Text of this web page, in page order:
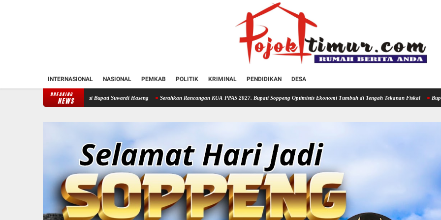
INTERNASIONAL NASIONAL PEMKAB POLITIK KRIMINAL PENDIDIKAN DESA
BREAKING
NEWS
Soppeng Temui Bupati Suwardi Haseng Serahkan Rancangan KUA-PPAS 2027, Bupati Soppeng Optimistis Ekonomi Tumbuh di Tengah Tekanan Fiskal Bupati Soppeng Hadiri